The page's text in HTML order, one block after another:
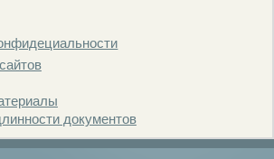
документов